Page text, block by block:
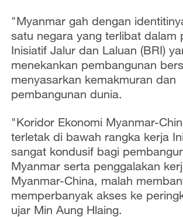
"Myanmar gah dengan
satu negara yang terlibat dalam
Inisiatif Jalur dan Laluan (BRI)
menekankan pembangunan
menyasarkan kemakmuran dan
pembangunan dunia.
"Koridor Ekonomi Myanmar-
terletak di bawah rangka kerja
sangat kondusif bagi
Myanmar serta penggalakan
Myanmar-China, malah
memperbanyak akses ke
ujar Min Aung Hlaing.